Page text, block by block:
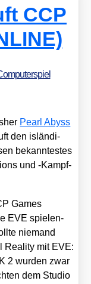
CCP
Pearl Abyss
den islän­di­
bekann­tes­tes
und ‑Kampf-
Games
EVE spie­len­
nie­mand
Rea­li­ty mit EVE:
2 wur­den zwar
dem Stu­dio